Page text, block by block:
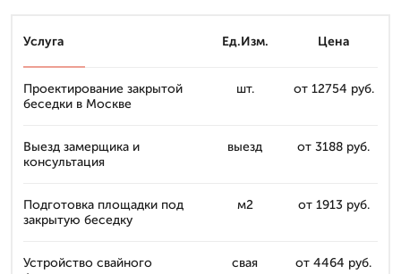
Услуга Ед.Изм. Цена
Проектирование закрытой
беседки в Москве
шт. от 12754 руб.
Выезд замерщика и
консультация
выезд от 3188 руб.
Подготовка площадки под
закрытую беседку
м2 от 1913 руб.
Устройство свайного
свая от 4464 руб.